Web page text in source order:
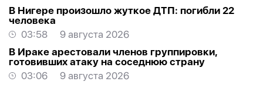
В Нигере произошло жуткое ДТП: погибли 22
человека
03:58
9 августа 2026
В Ираке арестовали членов группировки,
готовивших атаку на соседнюю страну
03:06
9 августа 2026